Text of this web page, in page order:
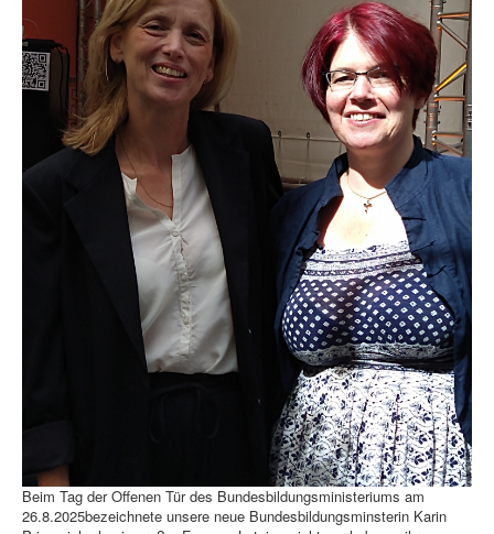
Beim Tag der Offenen Tür des Bundesbildungsministeriums am
26.8.2025bezeichnete unsere neue Bundesbildungsminsterin Karin